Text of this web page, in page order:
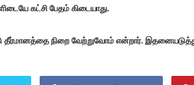
கட்சி பேதம் கிடையாது.
தீர்மானத்தை நிறை வேற்றுவோம் என்றார்.